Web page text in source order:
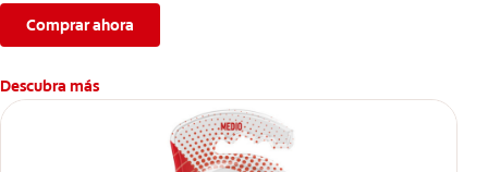
Comprar ahora
Descubra más